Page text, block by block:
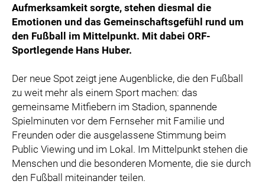
Aufmerksamkeit sorgte, stehen diesmal die
Emotionen und das Gemeinschaftsgefühl rund um
den Fußball im Mittelpunkt. Mit dabei ORF-
Sportlegende Hans Huber.
Der neue Spot zeigt jene Augenblicke, die den Fußball
zu weit mehr als einem Sport machen: das
gemeinsame Mitfiebern im Stadion, spannende
Spielminuten vor dem Fernseher mit Familie und
Freunden oder die ausgelassene Stimmung beim
Public Viewing und im Lokal. Im Mittelpunkt stehen die
Menschen und die besonderen Momente, die sie durch
den Fußball miteinander teilen.